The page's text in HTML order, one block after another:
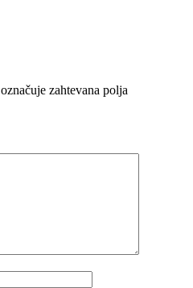
označuje zahtevana polja